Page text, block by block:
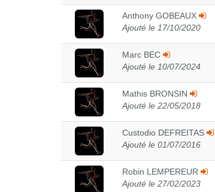
Anthony GOBEAUX
Ajouté le 17/10/2020
Marc BEC
Ajouté le 10/07/2024
Mathis BRONSIN
Ajouté le 22/05/2018
Custodio DEFREITAS
Ajouté le 01/07/2016
Robin LEMPEREUR
Ajouté le 27/02/2023